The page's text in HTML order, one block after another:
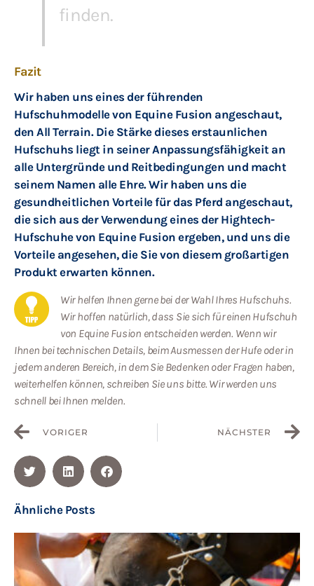
finden.
Fazit
Wir haben uns eines der führenden
Hufschuhmodelle von Equine Fusion angeschaut,
den All Terrain. Die Stärke dieses erstaunlichen
Hufschuhs liegt in seiner Anpassungsfähigkeit an
alle Untergründe und Reitbedingungen und macht
seinem Namen alle Ehre. Wir haben uns die
gesundheitlichen Vorteile für das Pferd angeschaut,
die sich aus der Verwendung eines der Hightech-
Hufschuhe von Equine Fusion ergeben, und uns die
Vorteile angesehen, die Sie von diesem großartigen
Produkt erwarten können.
Wir helfen Ihnen gerne bei der Wahl Ihres Hufschuhs.
Wir hoffen natürlich, dass Sie sich für einen Hufschuh
von Equine Fusion entscheiden werden. Wenn wir
Ihnen bei technischen Details, beim Ausmessen der Hufe oder in
jedem anderen Bereich, in dem Sie Bedenken oder Fragen haben,
weiterhelfen können, schreiben Sie uns bitte. Wir werden uns
schnell bei Ihnen melden.
VORIGER NÄCHSTER
Ähnliche Posts